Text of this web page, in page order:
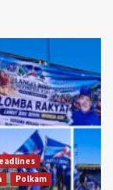
Polkam